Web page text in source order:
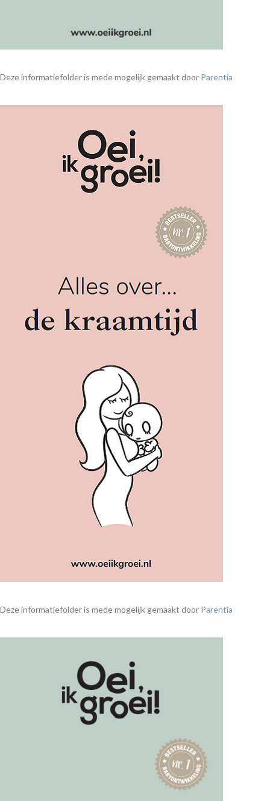
Deze informatiefolder is mede mogelijk gemaakt door Parentia
Deze informatiefolder is mede mogelijk gemaakt door Parentia